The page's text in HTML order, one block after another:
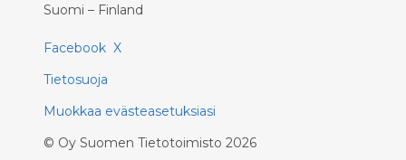
Suomi – Finland
Facebook X
Tietosuoja
Muokkaa evästeasetuksiasi
© Oy Suomen Tietotoimisto 2026